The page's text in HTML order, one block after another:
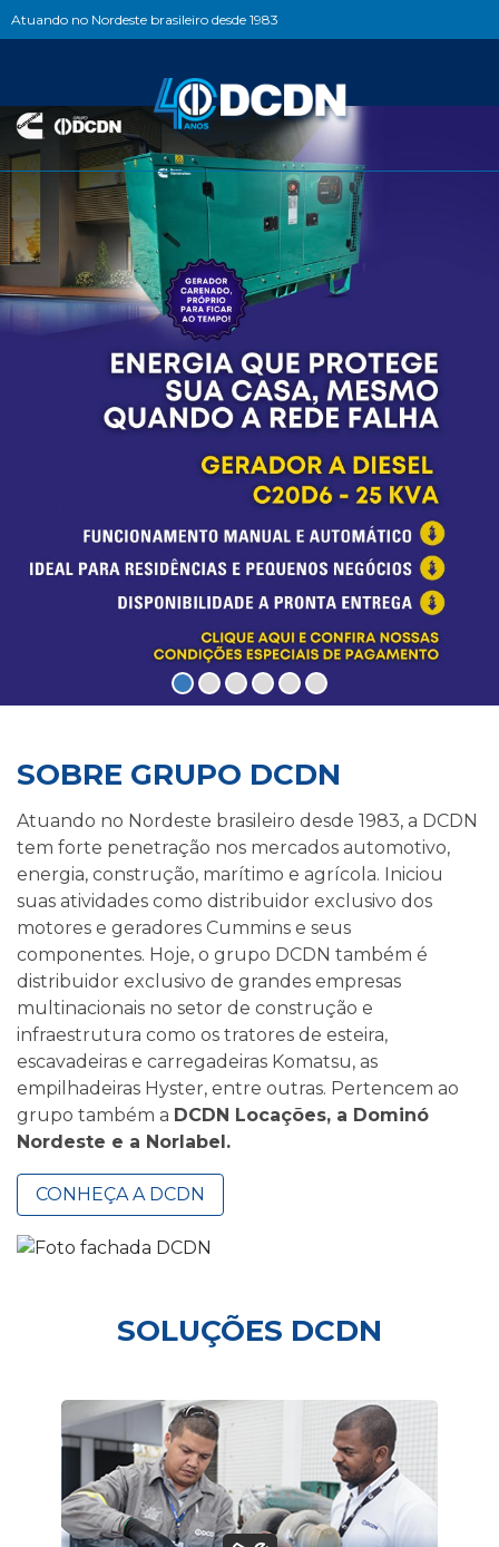
Atuando no Nordeste brasileiro desde 1983
SOBRE GRUPO DCDN
Atuando no Nordeste brasileiro desde 1983, a DCDN
tem forte penetração nos mercados automotivo,
energia, construção, marítimo e agrícola. Iniciou
suas atividades como distribuidor exclusivo dos
motores e geradores Cummins e seus
componentes. Hoje, o grupo DCDN também é
distribuidor exclusivo de grandes empresas
multinacionais no setor de construção e
infraestrutura como os tratores de esteira,
escavadeiras e carregadeiras Komatsu, as
empilhadeiras Hyster, entre outras. Pertencem ao
grupo também a DCDN Locações, a Dominó
Nordeste e a Norlabel.
CONHEÇA A DCDN
SOLUÇÕES DCDN